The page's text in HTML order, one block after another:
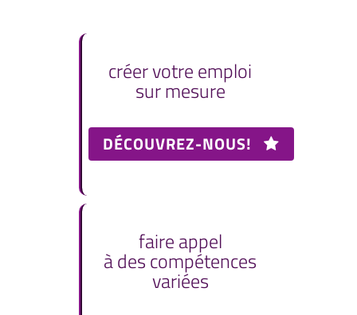
créer votre emploi
sur mesure
DÉCOUVREZ-NOUS!
faire appel
à des compétences
variées